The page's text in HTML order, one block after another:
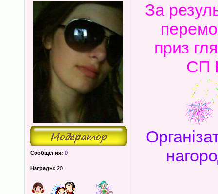
Сообщения: 0
Награды: 20
За
приз
СП